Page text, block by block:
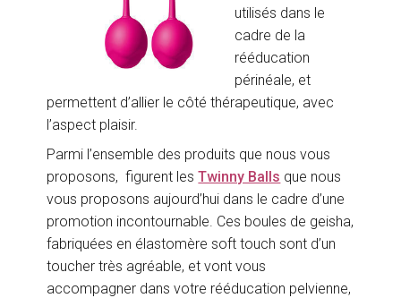
utilisés dans le
cadre de la
rééducation
périnéale, et
permettent d’allier le côté thérapeutique, avec
l’aspect plaisir.
Parmi l’ensemble des produits que nous vous
proposons, figurent lesTwinny Balls que nous
vous proposons aujourd’hui dans le cadre d’une
promotion incontournable. Ces boules de geisha,
fabriquées en élastomère soft touch sont d’un
toucher très agréable, et vont vous
accompagner dans votre rééducation pelvienne,